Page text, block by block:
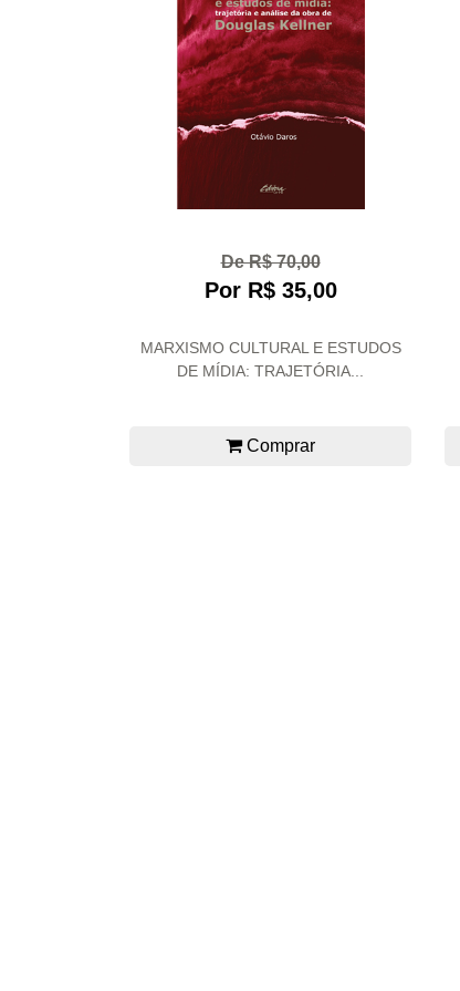
De R$ 70,00
Por R$ 35,00
MARXISMO CULTURAL E ESTUDOS
DE MÍDIA: TRAJETÓRIA...
Comprar